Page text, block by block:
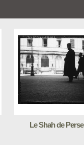
Le Shah de Perse